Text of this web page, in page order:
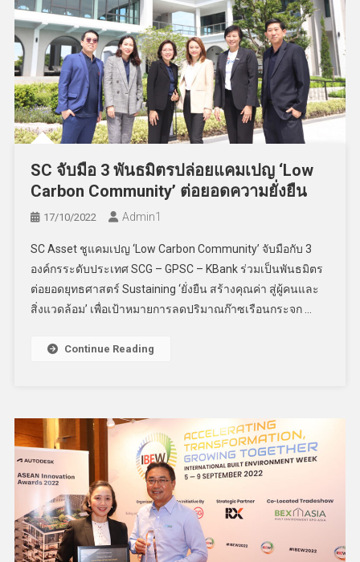
SC จับมือ 3 พันธมิตรปล่อยแคมเปญ ‘Low
Carbon Community’ ต่อยอดความยั่งยืน
17/10/2022 Admin​1
SC Asset ชูแคมเปญ ‘Low Carbon Community’ จับมือกับ 3
องค์กรระดับประเทศ SCG – GPSC – KBank ร่วมเป็นพันธมิตร
ต่อยอดยุทธศาสตร์ Sustaining ‘ยั่งยืน สร้างคุณค่า สู่ผู้คนและ
สิ่งแวดล้อม’ เพื่อเป้าหมายการลดปริมาณก๊าซเรือนกระจก …
Continue Reading